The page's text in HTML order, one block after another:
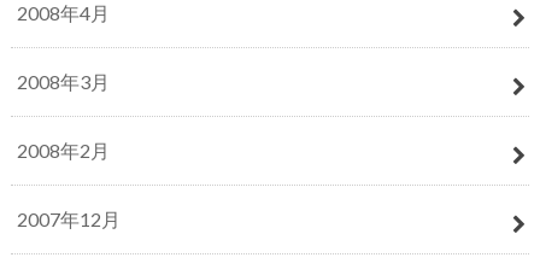
2008年4月
2008年3月
2008年2月
2007年12月